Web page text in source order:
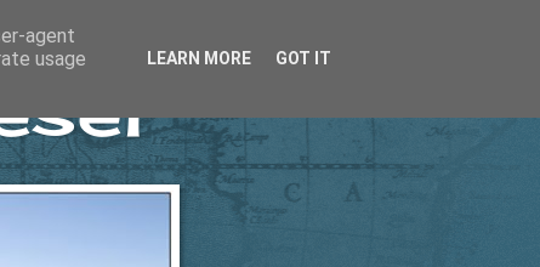
agent
usage
LEARN MORE GOT IT